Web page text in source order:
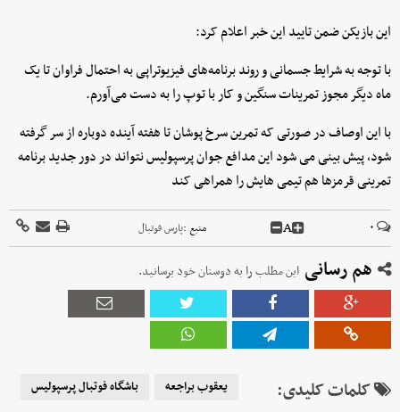
این بازیکن ضمن تایید این خبر اعلام کرد:
با توجه به شرایط جسمانی و روند برنامه‌های فیزیوتراپی به احتمال فراوان تا یک
ماه دیگر مجوز تمرینات سنگین و کار با توپ را به دست می‌آورم.
با این اوصاف در صورتی که تمرین سرخ پوشان تا هفته آینده دوباره از سر گرفته
شود، پیش بینی می شود این مدافع جوان پرسپولیس نتواند در دور جدید برنامه
تمرینی قرمزها هم تیمی هایش را همراهی کند
۰ A منبع :پارس فوتبال
هم رسانی این مطلب را به دوستان خود برسانید.
کلمات کلیدی: یعقوب براجعه باشگاه فوتبال پرسپولیس